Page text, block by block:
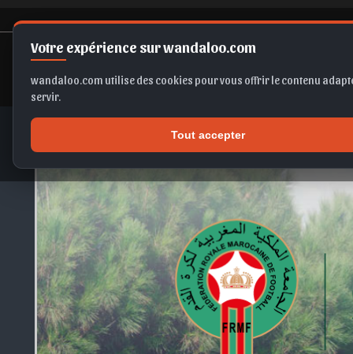
Votre expérience sur wandaloo.com
wandaloo.com utilise des cookies pour vous offrir le contenu
servir.
Tout accepter